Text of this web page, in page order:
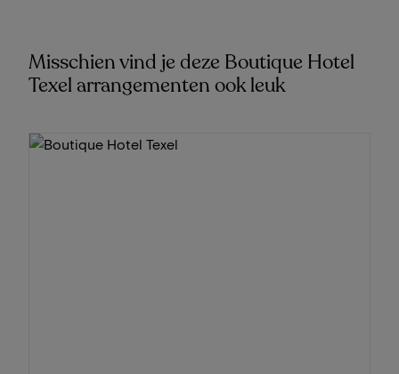
Misschien vind je deze Boutique Hotel
Texel arrangementen ook leuk